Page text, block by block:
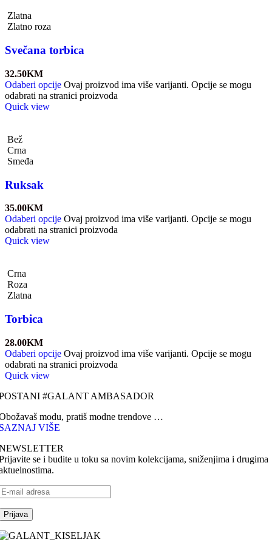
Zlatna
Zlatno roza
Svečana torbica
32.50KM
Odaberi opcije Ovaj proizvod ima više varijanti. Opcije se mogu
odabrati na stranici proizvoda
Quick view
Bež
Crna
Smeđa
Ruksak
35.00KM
Odaberi opcije Ovaj proizvod ima više varijanti. Opcije se mogu
odabrati na stranici proizvoda
Quick view
Crna
Roza
Zlatna
Torbica
28.00KM
Odaberi opcije Ovaj proizvod ima više varijanti. Opcije se mogu
odabrati na stranici proizvoda
Quick view
#GALANT AMBASADOR
modu, pratiš modne trendove …
VIŠE
se i budite u toku sa novim kolekcijama, sniženjima i drugima